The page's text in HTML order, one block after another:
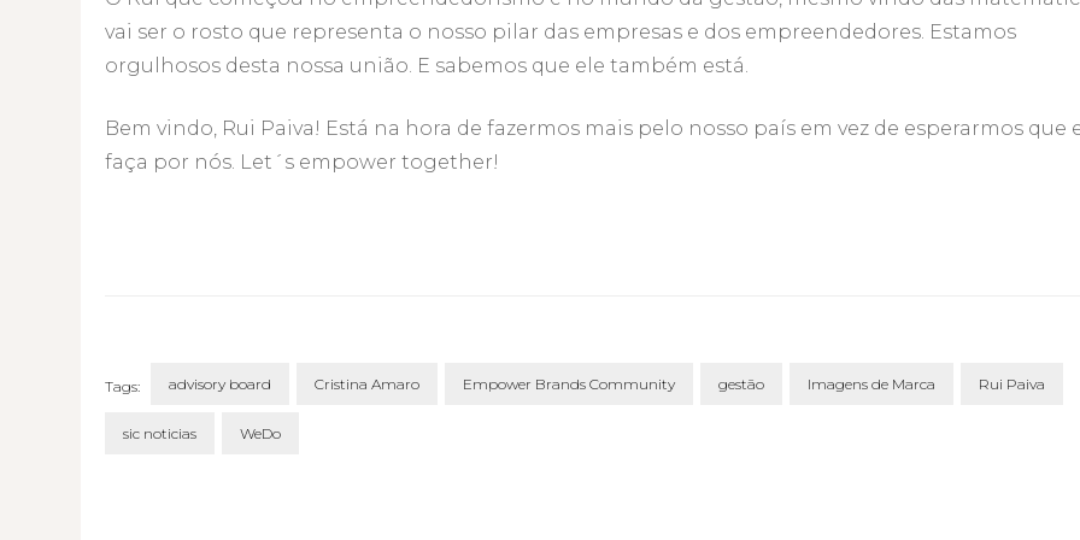
vai ser o rosto que representa o nosso pilar das empresas e dos empreendedores. Estamos
orgulhosos desta nossa união. E sabemos que ele também está.
Bem vindo, Rui Paiva! Está na hora de fazermos mais pelo nosso país em vez de esperarmos que
faça por nós. Let´s empower together!
Tags: advisory board Cristina Amaro Empower Brands Community gestão Imagens de Marca Rui Paiva
sic noticias WeDo